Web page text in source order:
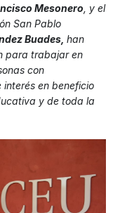
Mesonero , y el
San Pablo
Buades, han
para trabajar en
con
en beneficio
y de toda la